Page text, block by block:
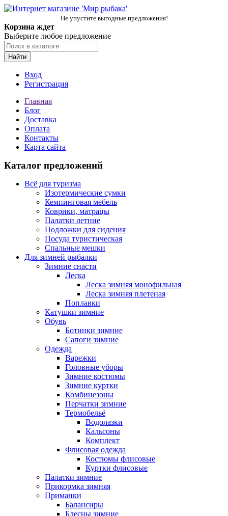
Не упустите выгодные предложения!
Корзина ждет
Выберите любое предложение
Найти
Вход
Регистрация
Главная
Блог
Доставка
Оплата
Контакты
Карта сайта
Каталог предложений
Всё для туризма
Изотермические сумки
Кемпинговая мебель
Коврики, матрацы
Палатки летние
Подложки для сидения
Посуда туристическая
Спальные мешки
Для зимней рыбалки
Зимние снасти
Леска
Леска зимняя монофильная
Леска зимняя плетеная
Поплавки
Катушки зимние
Обувь
Ботинки зимние
Сапоги зимние
Одежда
Варежки
Головные уборы
Зимние костюмы
Зимние куртки
Комбинезоны
Перчатки зимние
Термобельё
Водолазки
Кальсоны
Комплект
Флисовая одежда
Костюмы флисовые
Куртки флисовые
Палатки зимние
Прикормка зимняя
Приманки
Балансиры
Блесны зимние